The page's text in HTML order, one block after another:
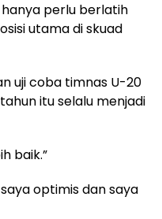
hanya perlu berlatih
utama di skuad
uji coba timnas U-20
itu selalu menjadi
baik.”
optimis dan saya